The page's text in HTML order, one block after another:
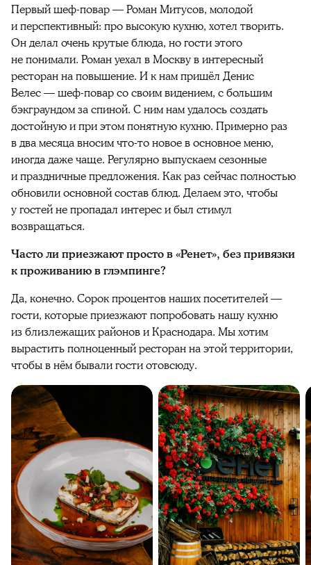
Первый шеф-повар — Роман Митусов, молодой
и перспективный: про высокую кухню, хотел творить.
Он делал очень крутые блюда, но гости этого
не понимали. Роман уехал в Москву в интересный
ресторан на повышение. И к нам пришёл Денис
Велес — шеф-повар со своим видением, с большим
бэкграундом за спиной. С ним нам удалось создать
достойную и при этом понятную кухню. Примерно раз
в два месяца вносим что-то новое в основное меню,
иногда даже чаще. Регулярно выпускаем сезонные
и праздничные предложения. Как раз сейчас полностью
обновили основной состав блюд. Делаем это, чтобы
у гостей не пропадал интерес и был стимул
возвращаться.
Часто ли приезжают просто в «Ренет», без привязки
к проживанию в глэмпинге?
Да, конечно. Сорок процентов наших посетителей —
гости, которые приезжают попробовать нашу кухню
из близлежащих районов и Краснодара. Мы хотим
вырастить полноценный ресторан на этой территории,
чтобы в нём бывали гости отовсюду.